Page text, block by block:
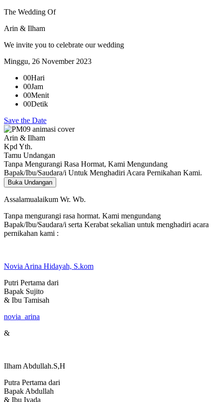
The Wedding Of
Arin & Ilham
We invite you to celebrate our wedding
Minggu, 26 November 2023
00Hari
00Jam
00Menit
00Detik
Save the Date
Arin & Ilham
Kpd Yth.
Tamu Undangan
Tanpa Mengurangi Rasa Hormat, Kami Mengundang
Bapak/Ibu/Saudara/i Untuk Menghadiri Acara Pernikahan Kami.
Buka Undangan
Assalamualaikum Wr. Wb.
Tanpa mengurangi rasa hormat. Kami mengundang
Bapak/Ibu/Saudara/i serta Kerabat sekalian untuk menghadiri acara
pernikahan kami :
Novia Arina Hidayah, S.kom
Putri Pertama dari
Bapak Sujito
& Ibu Tamisah
novia_arina
&
Ilham Abdullah.S,H
Putra Pertama dari
Bapak Abdullah
& Ibu Iyada